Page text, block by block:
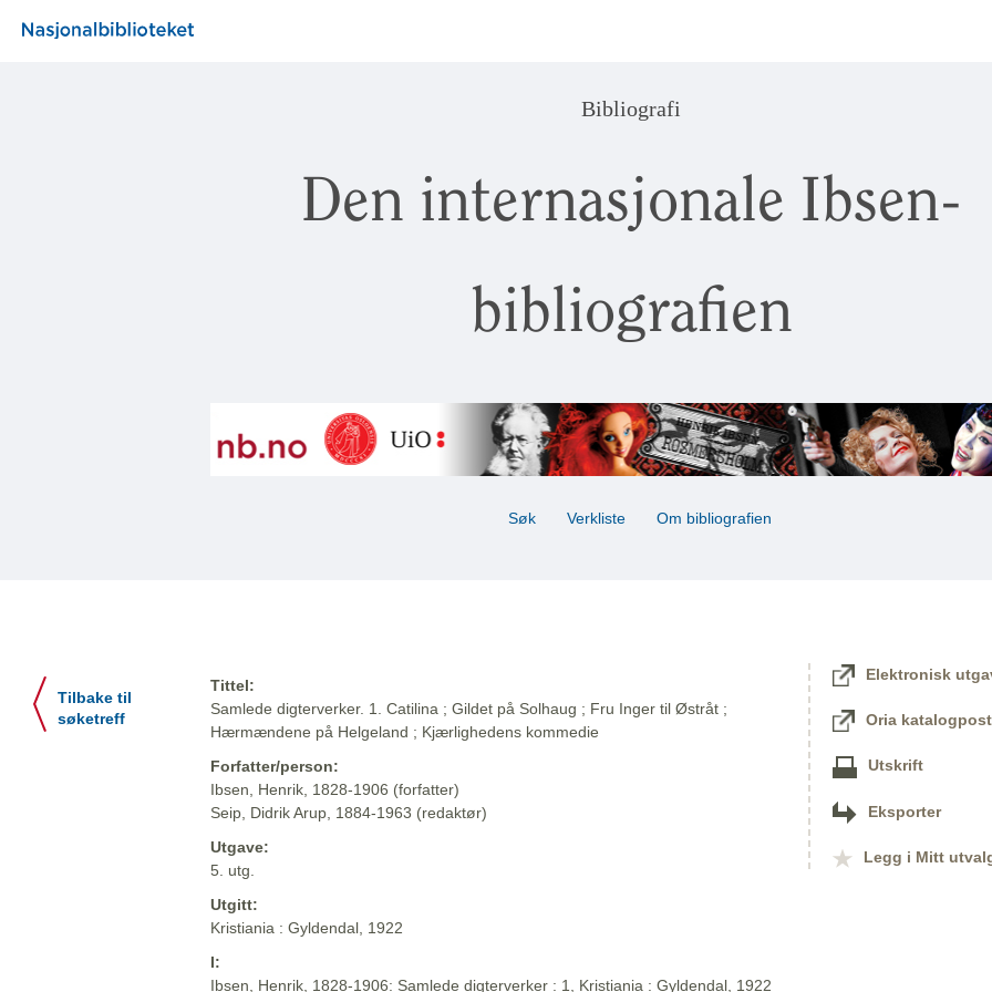
Bibliografi
Den internasjonale Ibsen-
bibliografien
Søk Verkliste Om bibliografien
Tilbake til
søketreff
Tittel:
Samlede digterverker. 1. Catilina ; Gildet på Solhaug ; Fru Inger til Østråt ;
Hærmændene på Helgeland ; Kjærlighedens kommedie
Forfatter/person:
Ibsen, Henrik, 1828-1906 (forfatter)
Seip, Didrik Arup, 1884-1963 (redaktør)
Utgave:
5. utg.
Utgitt:
Kristiania : Gyldendal, 1922
I:
Ibsen, Henrik, 1828-1906: Samlede digterverker : 1, Kristiania : Gyldendal, 1922
Elektronisk
Oria katalogpost
Utskrift
Eksporter
Legg i Mitt